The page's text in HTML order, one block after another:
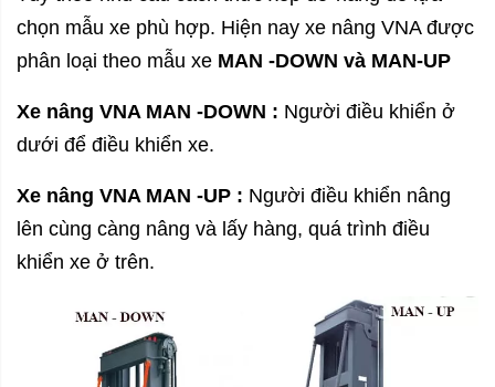
chọn mẫu xe phù hợp. Hiện nay xe nâng VNA được
phân loại theo mẫu xe MAN -DOWN và MAN-UP
Xe nâng VNA MAN -DOWN : Người điều khiển ở
dưới để điều khiển xe.
Xe nâng VNA MAN -UP : Người điều khiển nâng
lên cùng càng nâng và lấy hàng, quá trình điều
khiển xe ở trên.